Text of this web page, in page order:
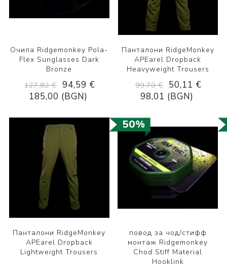
Очила Ridgemonkey Pola-
Flex Sunglasses Dark
Bronze
127,82 € 94,59 €
185,00 (BGN)
Панталони RidgeMonkey
APEarel Dropback
Heavyweight Trousers
99,70 €
50,11 €
98,01 (BGN)
50%
Панталони RidgeMonkey
APEarel Dropback
Lightweight Trousers
повод за чод/стифф
монтаж Ridgemonkey
Chod Stiff Material
Hooklink